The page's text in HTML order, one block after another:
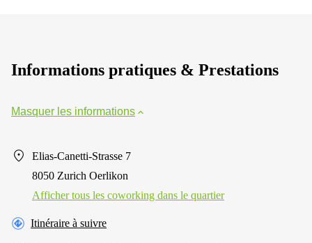
Informations pratiques & Prestations
Masquer les informations
Elias-Canetti-Strasse 7
8050 Zurich Oerlikon
Afficher tous les сoworking dans le quartier
Itinéraire à suivre